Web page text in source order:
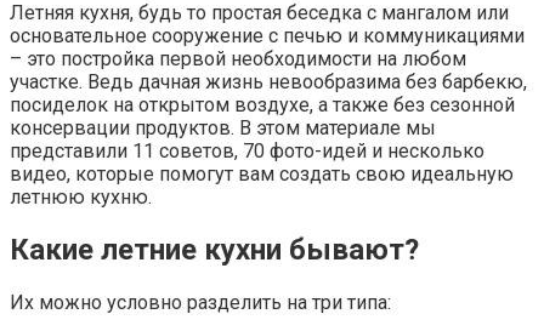
Летняя кухня, будь то простая беседка с мангалом или
основательное сооружение с печью и коммуникациями
– это постройка первой необходимости на любом
участке. Ведь дачная жизнь невообразима без барбекю,
посиделок на открытом воздухе, а также без сезонной
консервации продуктов. В этом материале мы
представили 11 советов, 70 фото-идей и несколько
видео, которые помогут вам создать свою идеальную
летнюю кухню.
Какие летние кухни бывают?
Их можно условно разделить на три типа: